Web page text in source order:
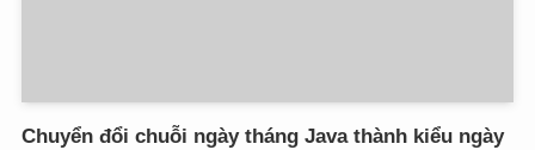
Chuyển đổi chuỗi ngày tháng Java thành kiểu ngày